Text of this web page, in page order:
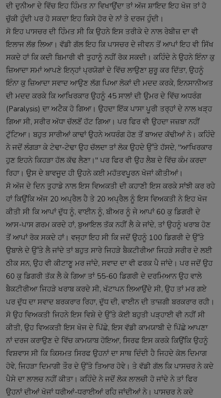
ਦੀ ਦੁਨੀਆ ਦੇ ਵਿੱਚ ਇਹ ਹਿੰਮਤ ਨਾ ਵਿਖਾਉਂਦਾ ਤਾਂ ਅੱਜ ਸ਼ਾਇਦ ਇਹ ਖੋਜ ਤਾਂ ਹੋ
ਚੁੱਕੀ ਹੁੰਦੀ ਪਰ ਹੋ ਸਕਦਾ ਇਹ ਕਿਸੇ ਹੋਰ ਦੇ ਨਾਂ ਤੇ ਦਰਜ ਹੁੰਦੀ।
ਸੋ ਇਹ ਪਾਸਚਰ ਦੀ ਹਿੰਮਤ ਸੀ ਕਿ ਉਹਨੇ ਇਸ ਤਰੀਕੇ ਦੇ ਨਾਲ ਰੇਬੀਜ਼ ਦਾ ਵੀ
ਇਲਾਜ ਲੱਭ ਲਿਆ। ਵੱਡੀ ਗੱਲ ਇਹ ਕਿ ਪਾਸਚਰ ਦੇ ਜੀਵਨ ਤੋਂ ਆਪਾਂ ਇਹ ਵੀ ਸਿੱਖ
ਸਕਦੇ ਹਾਂ ਕਿ ਕਦੀ ਬਿਮਾਰੀ ਵੀ ਤੁਹਾਨੂੰ ਨਹੀਂ ਰੋਕ ਸਕਦੀ। ਕਹਿੰਦੇ ਨੇ ਉਹਨੇ ਇੰਨਾ ਕੁ
ਜ਼ਿਆਦਾ ਸਮਾਂ ਆਪਣੇ ਇਨ੍ਹਾਂ ਪ੍ਰਯੋਗਾਂ ਦੇ ਵਿੱਚ ਲਾਉਣਾ ਸ਼ੁਰੂ ਕਰ ਦਿੱਤਾ, ਉਹਨੂੰ
ਇੰਨਾ ਕੁ ਜ਼ਿਆਦਾ ਸਵਾਦ ਆਉਣ ਲੱਗ ਪਿਆ ਲੋਕਾਂ ਦੀ ਮਦਦ ਕਰਕੇ, ਇਨਸਾਨੀਅਤ
ਦੀ ਮਦਦ ਕਰਕੇ ਕਿ ਆਖਿਰਕਾਰ ਉਹਨੂੰ 45 ਸਾਲਾਂ ਦੀ ਉਮਰ ਦੇ ਵਿੱਚ ਅਧਰੰਗ
(Paralysis) ਦਾ ਅਟੈਕ ਹੋ ਗਿਆ। ਉਹਦਾ ਇੱਕ ਪਾਸਾ ਪੂਰੀ ਤਰ੍ਹਾਂ ਦੇ ਨਾਲ ਖੜ੍ਹ
ਗਿਆ ਸੀ, ਸਰੀਰ ਅੱਧਾ ਚੱਲਣੋਂ ਹੱਟ ਗਿਆ। ਪਰ ਫਿਰ ਵੀ ਉਹਦਾ ਜਜ਼ਬਾ ਨਹੀਂ
ਟੁੱਟਿਆ। ਬਹੁਤ ਸਾਰੀਆਂ ਕਾਢਾਂ ਉਹਨੇ ਅਧਰੰਗ ਹੋਣ ਤੋਂ ਬਾਅਦ ਕੱਢੀਆਂ ਨੇ। ਕਹਿੰਦੇ
ਨੇ ਜਦੋਂ ਲੰਗੜਾ ਕੇ ਟੇਢਾ-ਟੇਢਾ ਉਹ ਚੱਲਦਾ ਤਾਂ ਲੋਕ ਉਹਦੇ ਉੱਤੇ ਹੱਸਦੇ, "ਆਖਿਰਕਾਰ
ਹੁਣ ਇਹਨੇ ਕਿਹੜਾ ਹੱਲ ਕੱਢ ਲੈਣਾ।" ਪਰ ਫਿਰ ਵੀ ਉਹ ਲੈਬ ਦੇ ਵਿੱਚ ਕੰਮ ਕਰਦਾ
ਰਿਹਾ। ਉਸ ਦੇ ਬਾਵਜੂਦ ਹੀ ਉਹਨੇ ਕਈ ਮਹੱਤਵਪੂਰਨ ਖੋਜਾਂ ਕੀਤੀਆਂ।
ਸੋ ਅੱਜ ਦੇ ਦਿਨ ਤੁਹਾਡੇ ਨਾਲ ਇਸ ਵਿਅਕਤੀ ਦੀ ਕਹਾਣੀ ਇਸ ਕਰਕੇ ਸਾਂਝੀ ਕਰ ਰਹੇ
ਹਾਂ ਕਿਉਂਕਿ ਅੱਜ 20 ਅਪ੍ਰੈਲ ਹੈ ਤੇ 20 ਅਪ੍ਰੈਲ ਨੂੰ ਇਸ ਵਿਅਕਤੀ ਨੇ ਇਹ ਖੋਜ
ਕੀਤੀ ਸੀ ਕਿ ਆਪਾਂ ਦੁੱਧ ਨੂੰ, ਵਾਈਨ ਨੂੰ, ਬੀਅਰ ਨੂੰ ਜੇ ਆਪਾਂ 60 ਕੁ ਡਿਗਰੀ ਦੇ
ਆਸ-ਪਾਸ ਗਰਮ ਕਰਦੇ ਹਾਂ, ਬੁਆਇਲ ਤੱਕ ਨਹੀਂ ਲੈ ਕੇ ਜਾਂਦੇ, ਤਾਂ ਉਹਨੂੰ ਖਰਾਬ ਹੋਣ
ਤੋਂ ਆਪਾਂ ਰੋਕ ਸਕਦੇ ਹਾਂ। ਵਜ੍ਹਾ ਇਹ ਸੀ ਕਿ ਜਦੋਂ ਉਹਨੂੰ 100 ਡਿਗਰੀ ਦੇ ਉੱਤੇ
ਉਬਾਲੇ ਦੇ ਉੱਤੇ ਲੈ ਜਾਂਦੇ ਤਾਂ ਬਹੁਤ ਸਾਰੇ ਜਿਹੜੇ ਬੈਕਟੀਰੀਆ ਜਿਹੜੇ ਸਰੀਰ ਦੇ ਲਈ
ਠੀਕ ਸਨ, ਉਹ ਵੀ ਕੀਟਾਣੂ ਮਰ ਜਾਂਦੇ, ਸਵਾਦ ਦਾ ਵੀ ਫਰਕ ਪੈ ਜਾਂਦੇ। ਪਰ ਜਦੋਂ ਉਹ
60 ਕੁ ਡਿਗਰੀ ਤੱਕ ਲੈ ਕੇ ਗਿਆ ਤਾਂ 55-60 ਡਿਗਰੀ ਦੇ ਦਰਮਿਆਨ ਉਹ ਵਾਲੇ
ਬੈਕਟੀਰੀਆ ਜਿਹੜੇ ਖਰਾਬ ਕਰਦੇ ਸੀ, ਖੱਟਾਪਨ ਲਿਆਉਂਦੇ ਸੀ, ਉਹ ਤਾਂ ਮਰ ਗਏ
ਪਰ ਦੁੱਧ ਦਾ ਸਵਾਦ ਬਰਕਰਾਰ ਰਿਹਾ, ਦੁੱਧ ਦੀ, ਵਾਈਨ ਦੀ ਤਾਜ਼ਗੀ ਬਰਕਰਾਰ ਰਹੀ।
ਸੋ ਉਹ ਵਿਅਕਤੀ ਜਿਹਨੇ ਇਸ ਵਿਸ਼ੇ ਦੇ ਉੱਤੇ ਕੋਈ ਬਹੁਤੀ ਪੜ੍ਹਾਈ ਵੀ ਨਹੀਂ ਸੀ
ਕੀਤੀ, ਉਹ ਵਿਅਕਤੀ ਇਸ ਖੋਜ ਦੇ ਪਿੱਛੇ, ਇਸ ਵੱਡੀ ਕਾਮਯਾਬੀ ਦੇ ਪਿੱਛੇ ਆਪਣਾ
ਨਾਂ ਦਰਜ ਕਰਾਉਣ ਦੇ ਵਿੱਚ ਕਾਮਯਾਬ ਹੋਇਆ, ਸਿਰਫ ਇਸ ਕਰਕੇ ਕਿਉਂਕਿ ਉਹਨੂੰ
ਵਿਸ਼ਵਾਸ ਸੀ ਕਿ ਕਿਸਮਤ ਸਿਰਫ ਉਹਨਾਂ ਦਾ ਸਾਥ ਦਿੰਦੀ ਹੈ ਜਿਹਦੇ ਕੋਲ ਦਿਮਾਗ
ਹੋਵੇ, ਜਿਹੜਾ ਦਿਮਾਗੀ ਤੌਰ ਦੇ ਉੱਤੇ ਤਿਆਰ ਹੋਵੇ। ਤੇ ਵੱਡੀ ਗੱਲ ਕਿ ਪਾਸਚਰ ਨੇ ਕਦੇ
ਪੈਸੇ ਦਾ ਲਾਲਚ ਨਹੀਂ ਕੀਤਾ। ਕਹਿੰਦੇ ਨੇ ਜਦੋਂ ਲੋਕ ਲਾਲਚੀ ਹੋ ਜਾਂਦੇ ਨੇ ਤਾਂ ਫਿਰ
ਉਹਨਾਂ ਦੀਆਂ ਖੋਜਾਂ ਧਰੀਆਂ-ਧਰਾਈਆਂ ਰਹਿ ਜਾਂਦੀਆਂ ਨੇ। ਪਾਸਚਰ ਨੇ ਕਦੇ